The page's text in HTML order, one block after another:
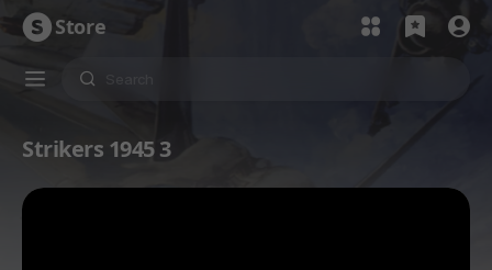
Store
Strikers 1945 3